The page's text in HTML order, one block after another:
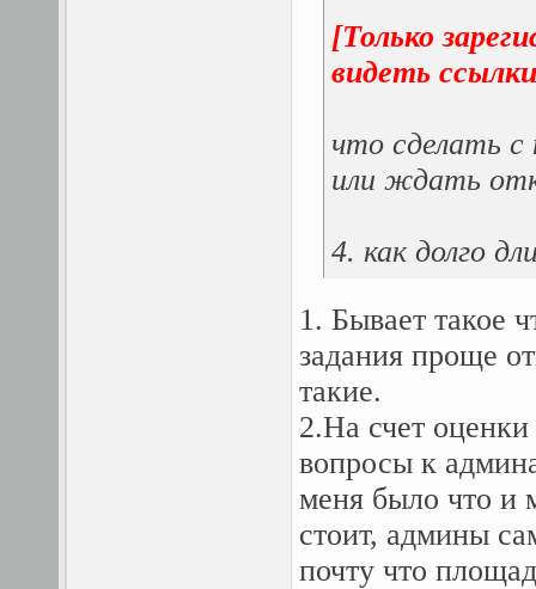
[Только
видеть
что сделать
или ждать
4. как долго
1. Бывает такое
задания проще
такие.
2.На счет
вопросы к
меня было что и
стоит, админы
почту что